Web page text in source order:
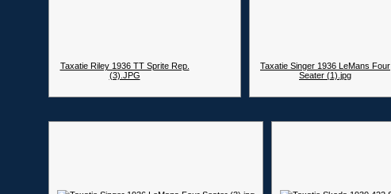
Taxatie Riley 1936 TT Sprite Rep.
(3).JPG
Taxatie Singer 1936 LeMans Four
Seater (1).jpg